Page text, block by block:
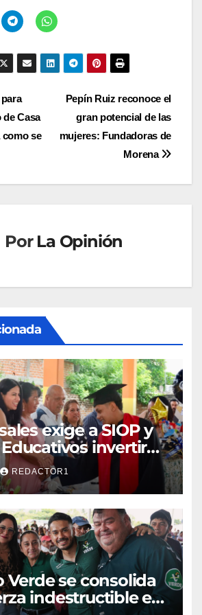
Pepín Ruiz reconoce el
gran potencial de las
mujeres: Fundadoras de
Morena
Casa
como se
Por La Opinión
exige a SIOP y
invertir
de pesos en
escuelas de
REDACTOR1
Verde se consolida
indestructible en